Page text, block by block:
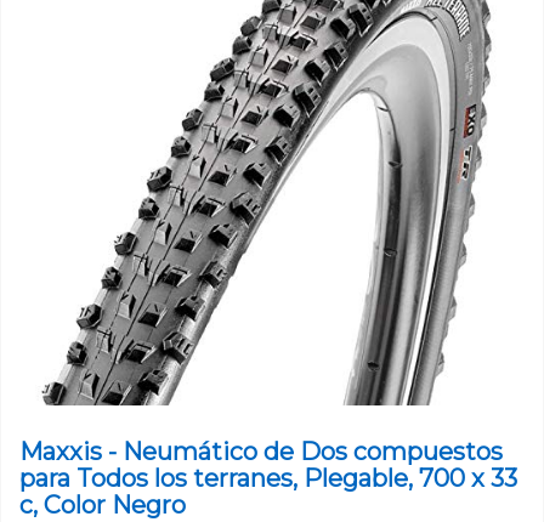
Maxxis - Neumático de Dos compuestos
para Todos los terranes, Plegable, 700 x 33
c, Color Negro